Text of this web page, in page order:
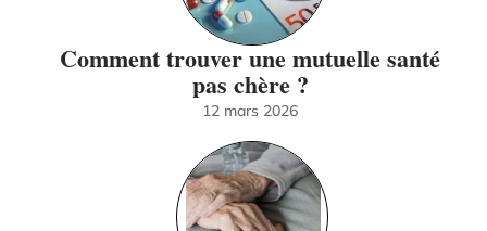
Comment trouver une mutuelle santé
pas chère ?
12 mars 2026